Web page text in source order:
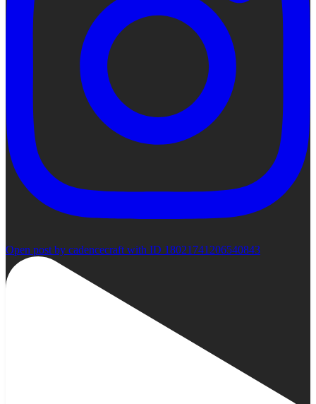
Open post by cadencecraft with ID 18021741206540843